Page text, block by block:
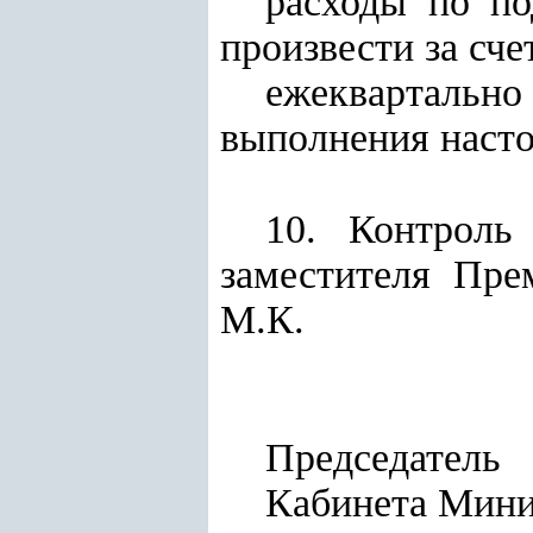
произвести за
выполнения
10.
заместителя
М.К.
Председатель